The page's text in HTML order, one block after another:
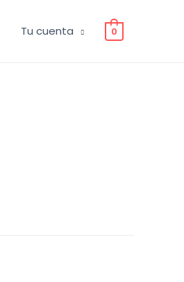
Tu cuenta 0